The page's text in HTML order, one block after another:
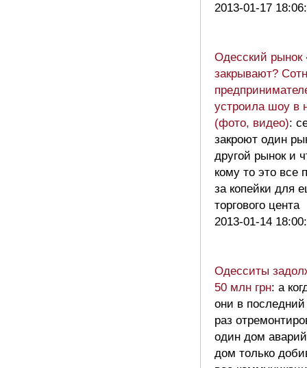
2013-01-17
Одесский
закрывают?
устроила шоу в
(фото, видео):
закроют один
другой рынок и
кому то это все
за копейки для
торгового цента
2013-01-14
Одесситы
50 млн грн: а
они в последний
раз
один дом
дом только